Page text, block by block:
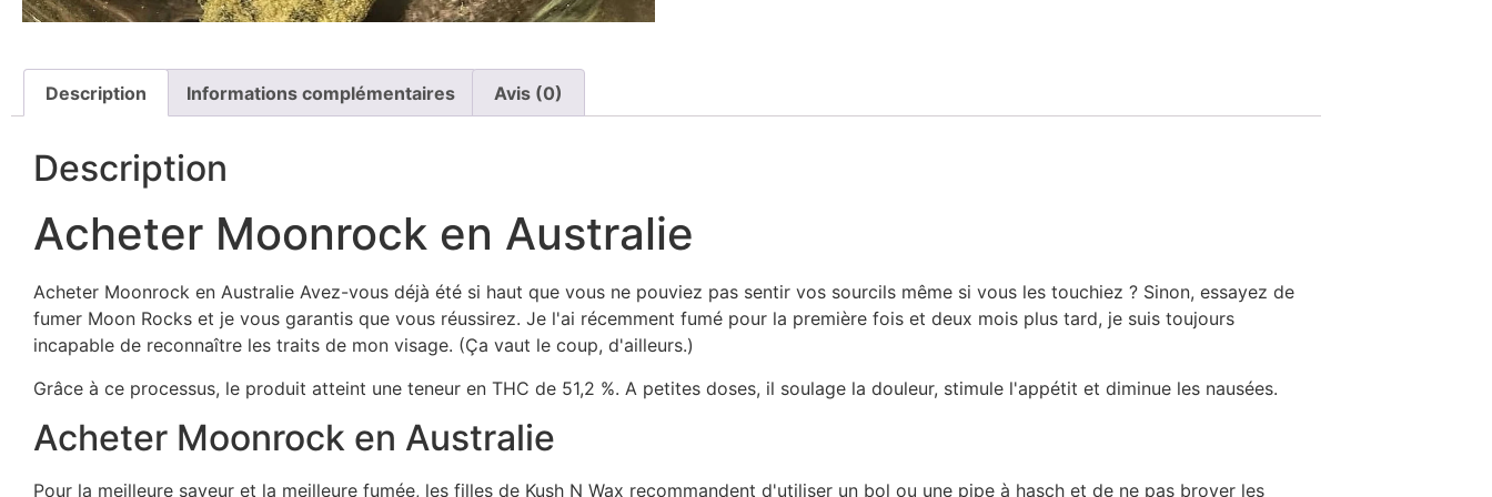
Description Informations complémentaires Avis (0)
Description
Acheter Moonrock en Australie
Acheter Moonrock en Australie Avez-vous déjà été si haut que vous ne pouviez pas sentir vos sourcils même si vous les touchiez ? Sinon, essayez de
fumer Moon Rocks et je vous garantis que vous réussirez. Je l'ai récemment fumé pour la première fois et deux mois plus tard, je suis toujours
incapable de reconnaître les traits de mon visage. (Ça vaut le coup, d'ailleurs.)
Grâce à ce processus, le produit atteint une teneur en THC de 51,2 %. A petites doses, il soulage la douleur, stimule l'appétit et diminue les nausées.
Acheter Moonrock en Australie
Pour la meilleure saveur et la meilleure fumée, les filles de Kush N Wax recommandent d'utiliser un bol ou une pipe à hasch et de ne pas broyer les